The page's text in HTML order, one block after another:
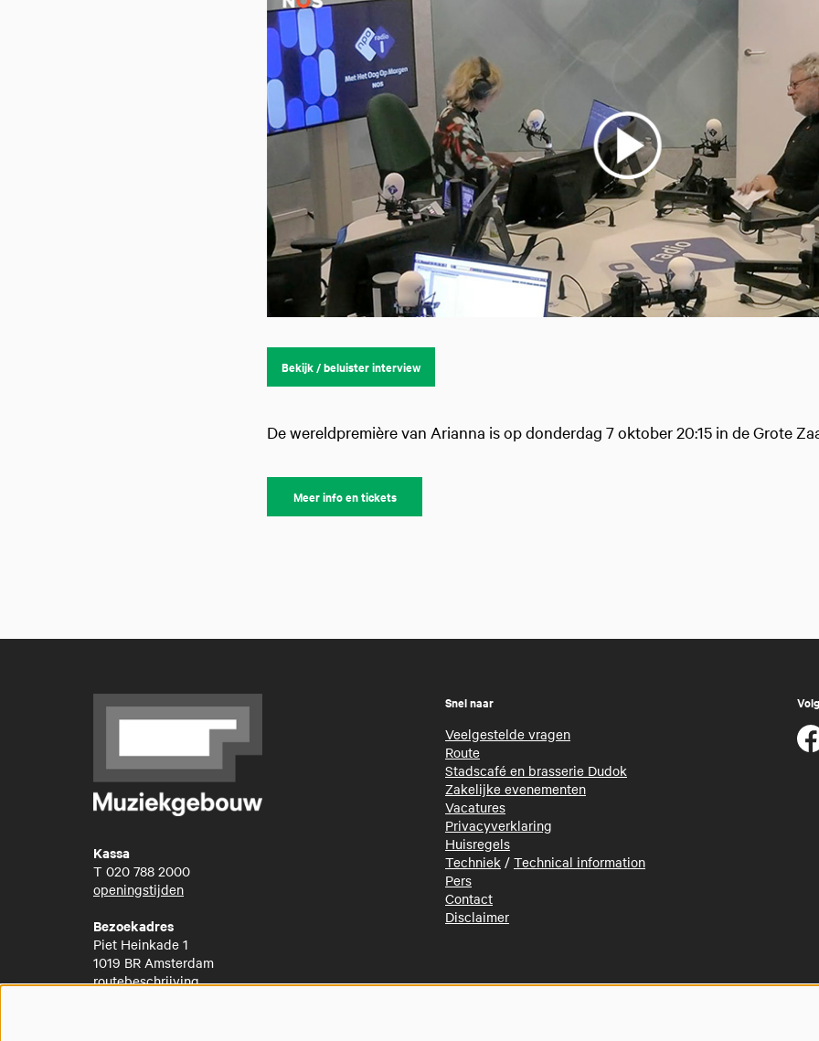
Bekijk / beluister interview
De wereldpremière van Arianna is op donderdag 7 oktober 20:15 in de Grote
Meer info en tickets
Kassa
T 020 788 2000
openingstijden
Bezoekadres
Piet Heinkade 1
1019 BR Amsterdam
routebeschrijving
Snel naar
Veelgestelde vragen
Route
Stadscafé en brasserie Dudok
Zakelijke evenementen
Vacatures
Privacyverklaring
Huisregels
Techniek / Technical information
Pers
Contact
Disclaimer